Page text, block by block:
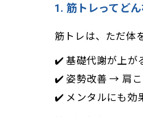
1. 筋トレってど
筋トレは、ただ体
✔️ 基礎代謝が上が
✔️ 姿勢改善 → 肩こ
✔️ メンタルにも効